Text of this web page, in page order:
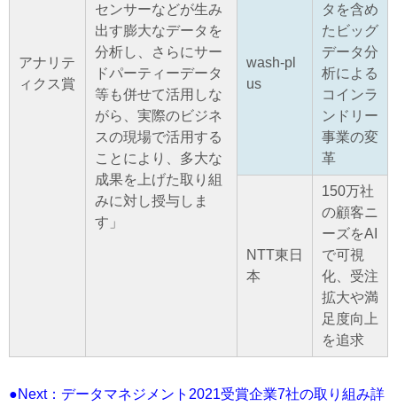
アナリテ
ィクス賞
センサーなどが生み
出す膨大なデータを
分析し、さらにサー
ドパーティーデータ
等も併せて活用しな
がら、実際のビジネ
スの現場で活用する
ことにより、多大な
成果を上げた取り組
みに対し授与しま
す」
wash-pl
us
タを含め
たビッグ
データ分
析による
コインラ
ンドリー
事業の変
革
NTT東日
本
150万社
の顧客ニ
ーズをAI
で可視
化、受注
拡大や満
足度向上
を追求
●Next：データマネジメント2021受賞企業7社の取り組み詳